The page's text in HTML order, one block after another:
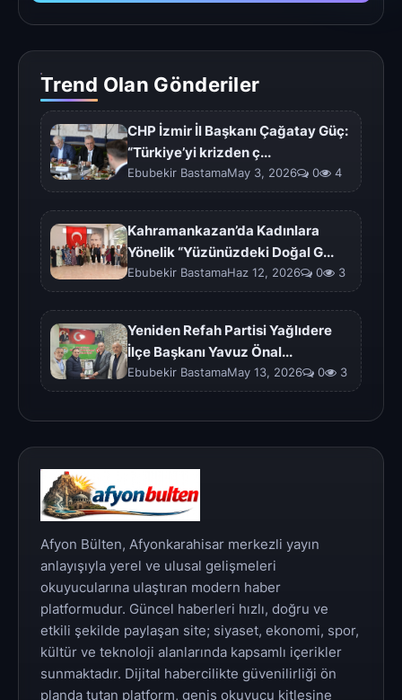
Trend Olan Gönderiler
CHP İzmir İl Başkanı Çağatay Güç:
“Türkiye’yi krizden ç...
Ebubekir BastamaMay 3, 2026 0 4
Kahramankazan’da Kadınlara
Yönelik “Yüzünüzdeki Doğal G...
Ebubekir BastamaHaz 12, 2026 0 3
Yeniden Refah Partisi Yağlıdere
İlçe Başkanı Yavuz Önal...
Ebubekir BastamaMay 13, 2026 0 3
Afyon Bülten, Afyonkarahisar merkezli yayın
anlayışıyla yerel ve ulusal gelişmeleri
okuyucularına ulaştıran modern haber
platformudur. Güncel haberleri hızlı, doğru ve
etkili şekilde paylaşan site; siyaset, ekonomi, spor,
kültür ve teknoloji alanlarında kapsamlı içerikler
sunmaktadır. Dijital habercilikte güvenilirliği ön
planda tutan platform, geniş okuyucu kitlesine